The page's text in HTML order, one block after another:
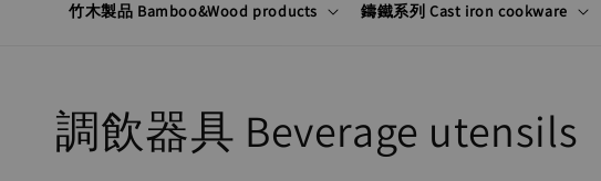
竹木製品 Bamboo&Wood products 鑄鐵系列 Cast iron cookware
調飲器具 Beverage utensils